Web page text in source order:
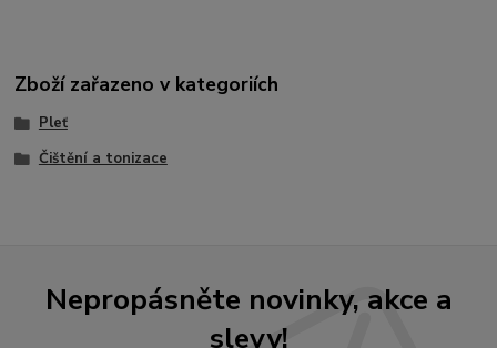
Zboží zařazeno v kategoriích
Pleť
Čištění a tonizace
Nepropásněte novinky, akce a
slevy!